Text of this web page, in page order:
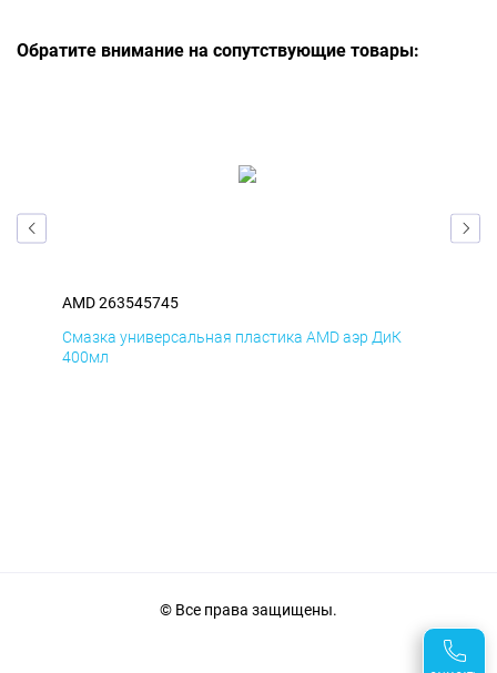
Обратите внимание на сопутствующие товары:
AMD 263545745
Смазка универсальная пластика AMD аэр ДиК
400мл
© Все права защищены.